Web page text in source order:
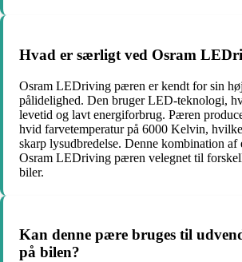
Hvad er særligt ved Osram
Osram LEDriving pæren er kendt for sin
pålidelighed. Den bruger LED-teknologi,
levetid og lavt energiforbrug. Pæren
hvid farvetemperatur på 6000 Kelvin,
skarp lysudbredelse. Denne kombination af
Osram LEDriving pæren velegnet til
biler.
Kan denne pære bruges til
på bilen?